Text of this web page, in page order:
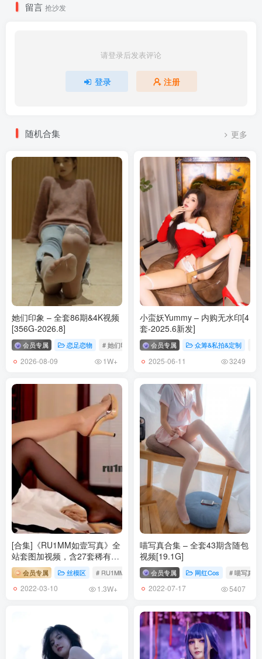
147MB]
020.奔跑的晶骡儿-微密圈系列 红裙 [51P+7V／675MB]
019.奔跑的晶骡儿-微密圈系列 红灯下的身材 [94P／259MB]
017.奔跑的晶骡儿-微密圈系列 出水芙蓉 [37P+3V／548MB]
[9.30更1]
016.奔跑的晶骡儿-微密圈系列 兔兔来了[18P／30MB]
[7.29更1]
015.奔跑的晶骡儿-微密圈系列 御姐腿精[34P-2V-36M]
[7.26更1]
014.奔跑的晶骡儿-微密圈系列 诱人BABY[41P-108.1M]
[7.25更1]
013.奔跑的晶骡儿-微密圈系列 泳衣波霸[17P-1V-100.4M]
012.奔跑的晶骡儿-微密圈系列 绿色透视装[32P-32.9M]
[7.23更1]
011.奔跑的晶骡儿-微密圈系列 美丽小姐的睡衣[40P-94.7M]
[7.22更1]
010.奔跑的晶骡儿-微密圈系列 皮衣蕾丝[12P-23.4M]
009.奔跑的晶骡儿-微密圈系列 苗条身材[18P-52.2M]
[5.17更1]
008.奔跑的晶骡儿-微密圈系列 红色吊带丝袜[22P-48.5M]
007.奔跑的晶骡儿-微密圈系列 超级小短裙[25P-69.5M]
006.奔跑的晶骡儿-微密圈系列 红色内衣[39P-4V-158.6M]
留言 抢沙发
请登录后发表评论
登录 注册
随机合集 更多
她们印象 – 全套86期&4K视频
[356G-2026.8]
会员专属 恋足恋物 # 她们印象
2026-08-09 1W+
小蛮妖Yummy – 内购无水印[4
套-2025.6新发]
会员专属 众筹&私拍&定制
2025-06-11 3249
[合集]《RU1MM如壹写真》全
站套图加视频，含27套稀有
VIP作品，大小30.5G
会员专属 丝模区 # RU1MM如壹 # RU1MM
2022-03-10 1.3W+
喵写真合集 – 全套43期含随包
视频[19.1G]
会员专属 网红Cos # 喵写真
2022-07-17 5407